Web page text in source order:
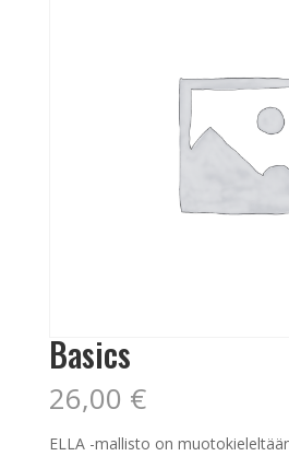
Basics
26,00 €
ELLA -mallisto on